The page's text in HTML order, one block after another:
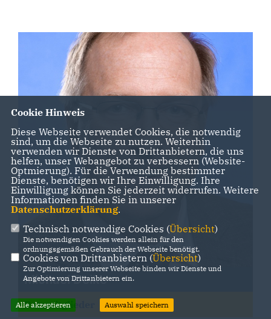
Michael Deike
Ratsmitglieder
Cookie Hinweis
Diese Webseite verwendet Cookies, die notwendig
sind, um die Webseite zu nutzen. Weiterhin
verwenden wir Dienste von Drittanbietern, die uns
helfen, unser Webangebot zu verbessern (Website-
Optmierung). Für die Verwendung bestimmter
Dienste, benötigen wir Ihre Einwilligung. Ihre
Einwilligung können Sie jederzeit widerrufen. Weitere
Informationen finden Sie in unserer
Datenschutzerklärung.
Technisch notwendige Cookies (Übersicht)
Die notwendigen Cookies werden allein für den
ordnungsgemäßen Gebrauch der Webseite benötigt.
Cookies von Drittanbietern (Übersicht)
Zur Optimierung unserer Webseite binden wir Dienste und
Angebote von Drittanbietern ein.
Alle akzeptieren Auswahl speichern